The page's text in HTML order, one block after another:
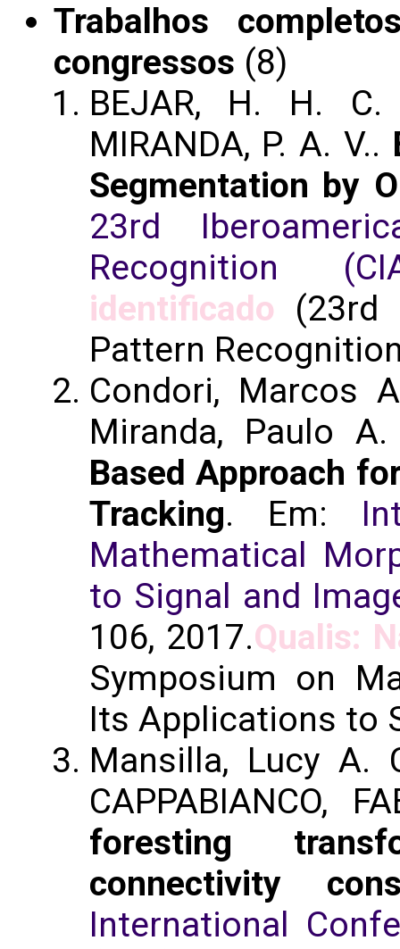
Trabalhos
congressos (8)
BEJAR, H. H.
MIRANDA, P. A. V..
Segmentation by
23rd
Recognition
identificado (23rd
Pattern
Condori, Marcos
Miranda, Paulo
Based Approach
Tracking. Em:
Mathematical
to Signal and
106, 2017.Qualis:
Symposium on
Its Applications to
Mansilla, Lucy A.
CAPPABIANCO,
foresting
connectivity
International